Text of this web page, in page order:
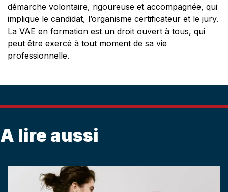
démarche volontaire, rigoureuse et accompagnée, qui
implique le candidat, l’organisme certificateur et le jury.
La VAE en formation est un droit ouvert à tous, qui
peut être exercé à tout moment de sa vie
professionnelle.
A lire aussi